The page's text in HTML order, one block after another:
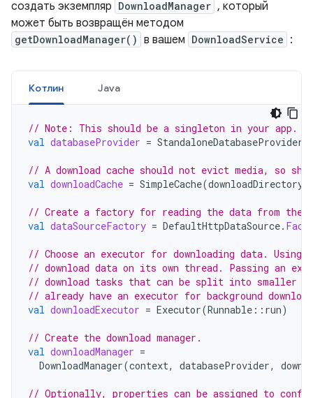
создать экземпляр DownloadManager , который
может быть возвращён методом
getDownloadManager() в вашем DownloadService :
Котлин Java
// Note: This should be a singleton in your app.
val databaseProvider = StandaloneDatabaseProvider
// A download cache should not evict media, so
val downloadCache = SimpleCache(downloadDirectory
// Create a factory for reading the data from the
val dataSourceFactory = DefaultHttpDataSource.
// Choose an executor for downloading data. Using
// download data on its own thread. Passing an
// download tasks that can be split into smaller
// already have an executor for background
val downloadExecutor = Executor(Runnable :: run)
// Create the download manager.
val downloadManager =
DownloadManager(context, databaseProvider,
// Optionally, properties can be assigned to